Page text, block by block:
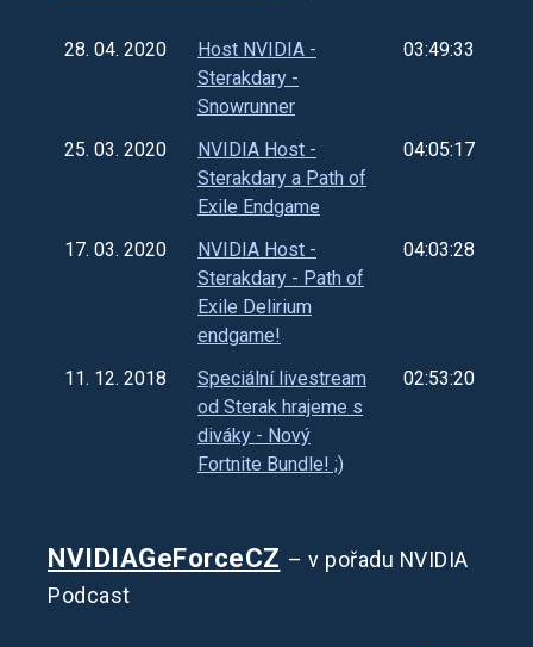
28. 04. 2020
Host NVIDIA -
Sterakdary -
Snowrunner
03:49:33
25. 03. 2020
NVIDIA Host -
Sterakdary a Path of
Exile Endgame
04:05:17
17. 03. 2020
NVIDIA Host -
Sterakdary - Path of
Exile Delirium
endgame!
04:03:28
11. 12. 2018
Speciální livestream
od Sterak hrajeme s
diváky - Nový
Fortnite Bundle! ;)
02:53:20
NVIDIAGeForceCZ – v pořadu NVIDIA
Podcast